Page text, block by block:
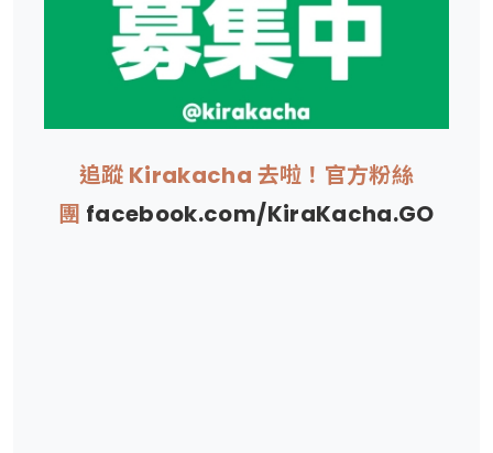
追蹤 Kirakacha 去啦！官方粉絲
團 facebook.com/KiraKacha.GO